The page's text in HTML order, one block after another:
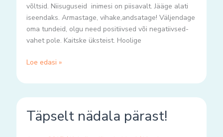
võltsid. Niisuguseid inimesi on piisavalt. Jääge alati
iseendaks. Armastage, vihake,andsatage! Väljendage
oma tundeid, olgu need positiivsed või negatiivsed-
vahet pole. Kaitske üksteist. Hoolige
Loe edasi »
Täpselt nädala pärast!
nädala
pärast!